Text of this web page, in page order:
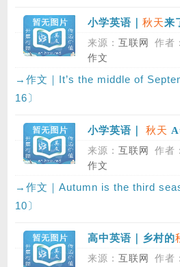
小学英语｜ 秋天来
来源： 互联网 作者：
作文
→作文｜It’s the middle of
16〕
小学英语｜ 秋天
来源： 互联网 作者：
作文
→作文｜Autumn is the third
10〕
高中英语｜乡村的
Countryside
来源： 互联网 作者：